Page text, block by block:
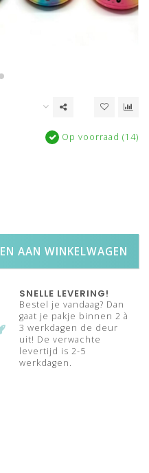
Op voorraad (14)
AAN WINKELWAGEN
SNELLE LEVERING!
Bestel je vandaag? Dan
gaat je pakje binnen 2 à
3 werkdagen de deur
uit! De verwachte
levertijd is 2-5
werkdagen.